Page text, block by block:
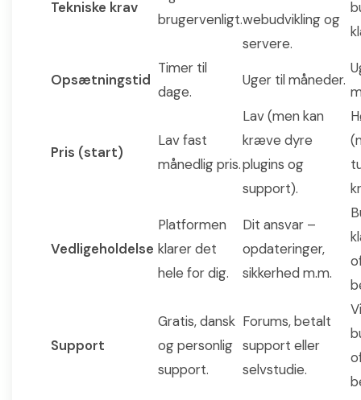
Tekniske krav
brugervenligt.webudvikling og
servere.
Opsætningstid
Timer til
dage.
Uger til måneder.
Pris (start)
Lav fast
månedlig pris.
Lav (men kan
kræve dyre
plugins og
support).
Vedligeholdelse
Platformen
klarer det
hele for dig.
Dit ansvar –
opdateringer,
sikkerhed m.m.
Support
Gratis, dansk
og personlig
support.
Forums, betalt
support eller
selvstudie.